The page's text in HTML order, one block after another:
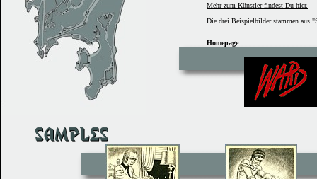
Mehr zum Künstler findest Du hier.
Die drei Beispielbilder stammen aus
Homepage